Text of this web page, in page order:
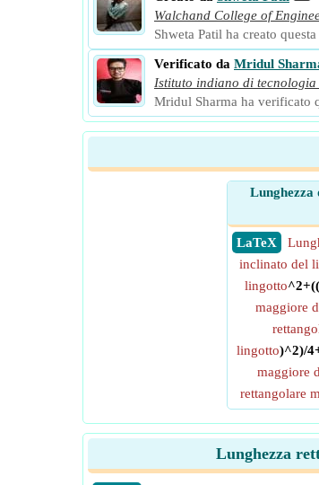
Walchand College of
Shweta Patil ha creato
Verificato da Mridul
Istituto indiano di
Mridul Sharma ha verificato
Lunghezza
​ LaTeX
inclinato del
lingotto^2+((
maggiore
lingotto)^2)/
maggiore
rettangolare
Lunghezza